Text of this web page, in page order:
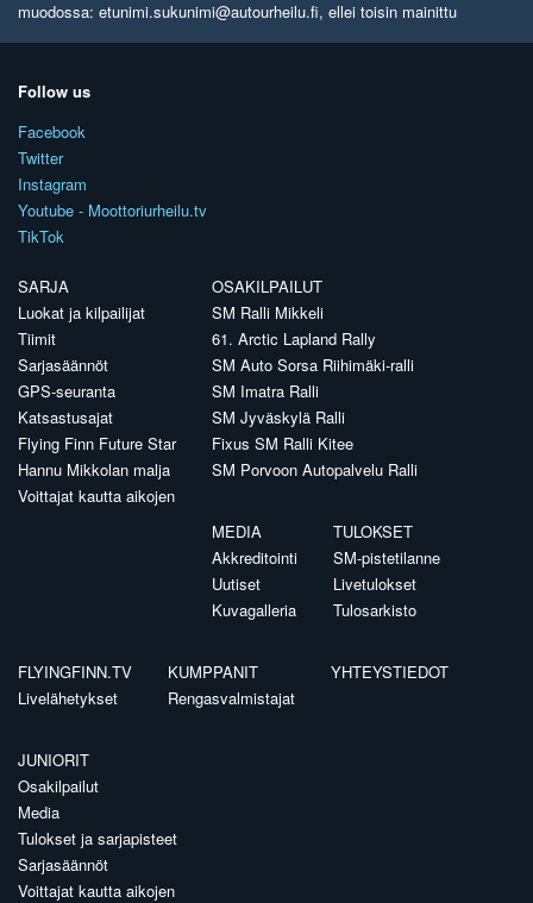
muodossa: etunimi.sukunimi@autourheilu.fi, ellei toisin mainittu
Follow us
Facebook
Twitter
Instagram
Youtube - Moottoriurheilu.tv
TikTok
SARJA
Luokat ja kilpailijat
Tiimit
Sarjasäännöt
GPS-seuranta
Katsastusajat
Flying Finn Future Star
Hannu Mikkolan malja
Voittajat kautta aikojen
OSAKILPAILUT
SM Ralli Mikkeli
61. Arctic Lapland Rally
SM Auto Sorsa Riihimäki-ralli
SM Imatra Ralli
SM Jyväskylä Ralli
Fixus SM Ralli Kitee
SM Porvoon Autopalvelu Ralli
MEDIA
Akkreditointi
Uutiset
Kuvagalleria
TULOKSET
SM-pistetilanne
Livetulokset
Tulosarkisto
FLYINGFINN.TV
Livelähetykset
KUMPPANIT
Rengasvalmistajat
YHTEYSTIEDOT
JUNIORIT
Osakilpailut
Media
Tulokset ja sarjapisteet
Sarjasäännöt
Voittajat kautta aikojen